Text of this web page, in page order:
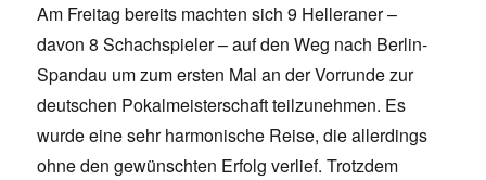
Am Freitag bereits machten sich 9 Helleraner –
davon 8 Schachspieler – auf den Weg nach Berlin-
Spandau um zum ersten Mal an der Vorrunde zur
deutschen Pokalmeisterschaft teilzunehmen. Es
wurde eine sehr harmonische Reise, die allerdings
ohne den gewünschten Erfolg verlief. Trotzdem